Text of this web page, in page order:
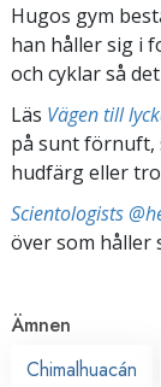
Hugos gym
han håller sig i
och cyklar så
Läs Vägen till
på sunt förnuft,
hudfärg eller
Scientologists
över som håller
Ämnen
Chimalhuacán